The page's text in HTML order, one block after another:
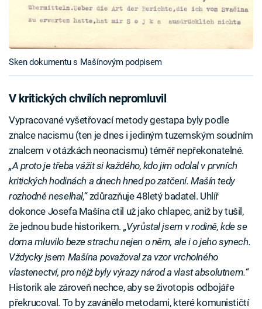
Sken dokumentu s Mašínovým podpisem
V kritických chvílích nepromluvil
Vypracované vyšetřovací metody gestapa byly podle
znalce nacismu (ten je dnes i jediným tuzemským soudním
znalcem v otázkách neonacismu) téměř nepřekonatelné.
„A proto je třeba vážit si každého, kdo jim odolal v prvních
kritických hodinách a dnech hned po zatčení. Mašín tedy
rozhodně neselhal,“zdůrazňuje 48letý badatel. Uhlíř
dokonce Josefa Mašína ctil už jako chlapec, aniž by tušil,
že jednou bude historikem. „Vyrůstal jsem v rodině, kde se
doma mluvilo beze strachu nejen o něm, ale i o jeho synech.
Vždycky jsem Mašína považoval za vzor vrcholného
vlastenectví, pro nějž byly výrazy národ a vlast absolutnem.“
Historik ale zároveň nechce, aby se životopis odbojáře
překrucoval. To by zavánělo metodami, které komunističtí